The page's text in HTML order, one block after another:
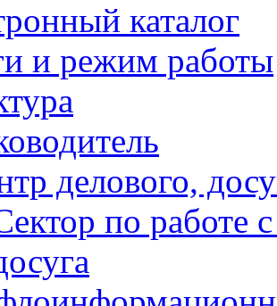
каталог
и режим работы
делового,
по работе